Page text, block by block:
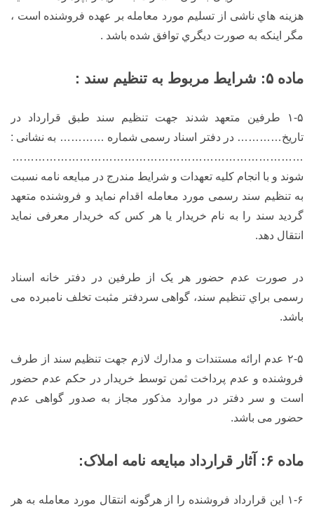
هزینه هاي ناشی از تسلیم مورد معامله بر عهده فروشنده است ،
مگر اینکه به صورت دیگري توافق شده باشد .
ماده ۵: شرایط مربوط به تنظیم سند :
۱-۵ طرفین متعهد شدند جهت تنظیم سند طبق قرارداد در
تاریخ………… در دفتر اسناد رسمی شماره ………… به نشانی :
شوند و با انجام کلیه تعهدات و شرایط مندرج در مبایعه نامه نسبت
به تنظیم سند رسمی مورد معامله اقدام نماید و فروشنده متعهد
گردید سند را به نام خریدار یا هر کس که خریدار معرفی نماید
انتقال دهد.
در صورت عدم حضور هر یک از طرفین در دفتر خانه اسناد
رسمی براي تنظیم سند، گواهی سردفتر مثبت تخلف نامبرده می
باشد.
۲-۵ عدم ارائه مستندات و مدارك لازم جهت تنظیم سند از طرف
فروشنده و عدم پرداخت ثمن توسط خریدار در حکم عدم حضور
است و سر دفتر در موارد مذکور مجاز به صدور گواهی عدم
حضور می باشد.
ماده ۶: آثار قرارداد مبایعه نامه املاک:
۱-۶ این قرارداد فروشنده را از هرگونه انتقال مورد معامله به هر